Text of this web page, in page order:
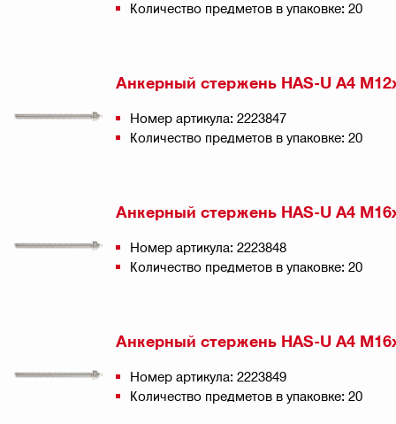
Количество предметов в упаковке: 20
Анкерный стержень HAS-U A4
Номер артикула: 2223847
Количество предметов в упаковке: 20
Анкерный стержень HAS-U A4
Номер артикула: 2223848
Количество предметов в упаковке: 20
Анкерный стержень HAS-U A4
Номер артикула: 2223849
Количество предметов в упаковке: 20